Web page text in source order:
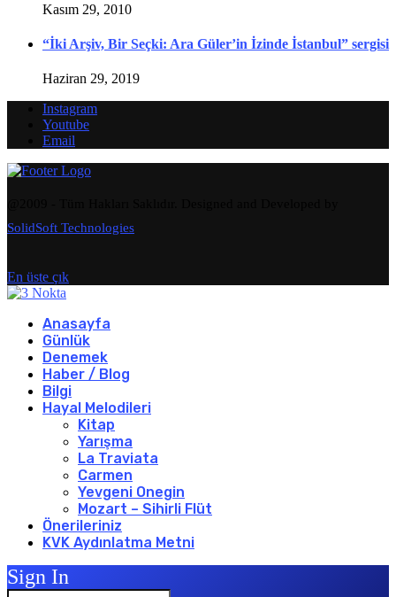
Kasım 29, 2010
“İki Arşiv, Bir Seçki: Ara Güler’in İzinde İstanbul” sergisi
Haziran 29, 2019
Instagram
Youtube
Email
SolidSoft Technologies
En üste çık
Anasayfa
Günlük
Denemek
Haber / Blog
Bilgi
Hayal Melodileri
Kitap
Yarışma
La Traviata
Carmen
Yevgeni Onegin
Mozart – Sihirli Flüt
Önerileriniz
KVK Aydınlatma Metni
Sign In